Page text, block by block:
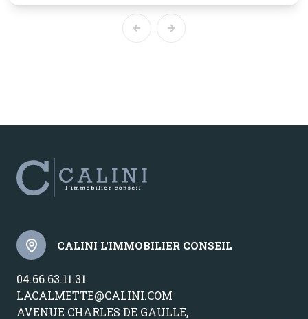
CALINI L'IMMOBILIER CONSEIL
04.66.63.11.31
LACALMETTE@CALINI.COM
AVENUE CHARLES DE GAULLE,